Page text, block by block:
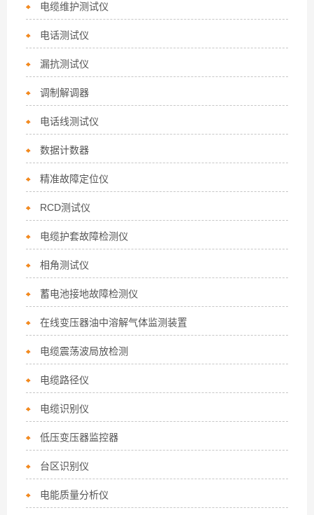
电缆维护测试仪
电话测试仪
漏抗测试仪
调制解调器
电话线测试仪
数据计数器
精准故障定位仪
RCD测试仪
电缆护套故障检测仪
相角测试仪
蓄电池接地故障检测仪
在线变压器油中溶解气体监测装置
电缆震荡波局放检测
电缆路径仪
电缆识别仪
低压变压器监控器
台区识别仪
电能质量分析仪